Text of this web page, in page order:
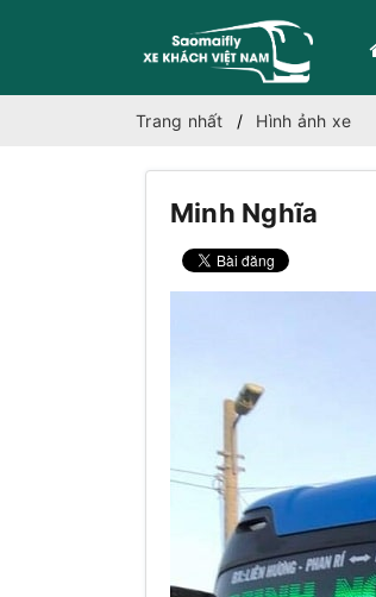
Trang nhất Hình ảnh xe
Minh Nghĩa